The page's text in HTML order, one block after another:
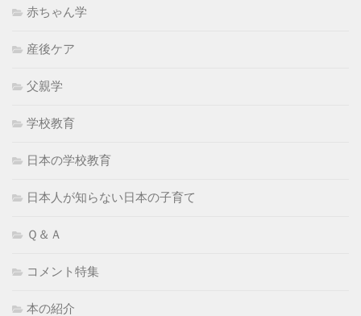
赤ちゃん学
産後ケア
父親学
学校教育
日本の学校教育
日本人が知らない日本の子育て
Ｑ＆Ａ
コメント特集
本の紹介